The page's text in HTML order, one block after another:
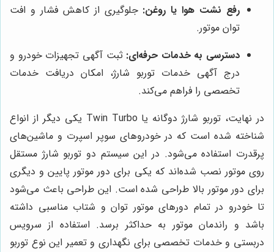
رفع نشت هوا یا روغن: جلوگیری از کاهش فشار و افت
توان موتور.
دسترسی به خدمات حرفه‌ای: ثبت آگهی تجهیزات خودرو و
درج آگهی خدمات توربو شارژ، امکان دریافت خدمات
تخصصی را فراهم می‌کند.
در نهایت، توربو شارژ دوگانه یا Twin Turbo یکی دیگر از انواع
شناخته شده است که در خودروهای سوپر اسپرت و ماشین‌های
پرقدرت استفاده می‌شود. در این سیستم دو توربو شارژ مستقل
روی موتور نصب شده‌اند که یکی برای دور موتور پایین و دیگری
برای دور موتور بالا طراحی شده است. این طراحی باعث می‌شود
تا خودرو در تمام دورهای موتور توان و شتاب مناسبی داشته
باشد و راندمان موتور به حداکثر برسد. استفاده از سرویس
دربستی و خدمات تخصصی برای نگهداری و تعمیر این نوع توربو